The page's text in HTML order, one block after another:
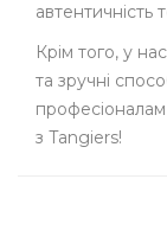
автентичність
Крім того, у
та зручні
з Tangiers!